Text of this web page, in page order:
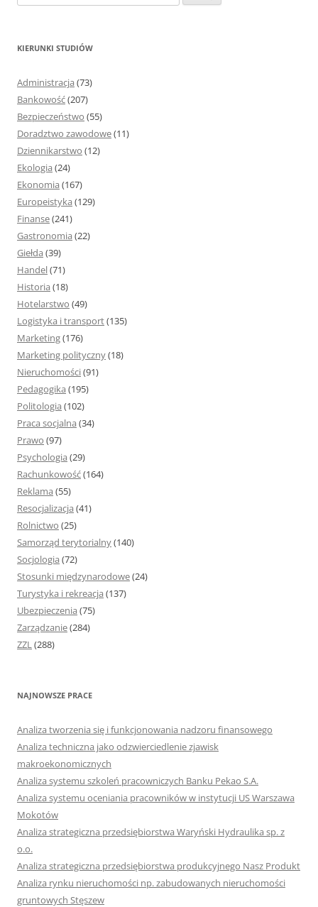
z
KIERUNKI STUDIÓW
Administracja (73)
Bankowość(207)
Bezpieczeństwo (55)
Doradztwo zawodowe(11)
Dziennikarstwo (12)
Ekologia (24)
Ekonomia (167)
Europeistyka (129)
Finanse(241)
Gastronomia (22)
Giełda (39)
Handel(71)
Historia (18)
Hotelarstwo (49)
Logistyka i transport(135)
Marketing(176)
Marketing polityczny(18)
Nieruchomości(91)
Pedagogika (195)
Politologia (102)
Praca socjalna (34)
Prawo (97)
Psychologia (29)
Rachunkowość(164)
Reklama (55)
Resocjalizacja (41)
Rolnictwo (25)
Samorząd terytorialny(140)
Socjologia (72)
Stosunki międzynarodowe(24)
Turystyka i rekreacja (137)
Ubezpieczenia (75)
Zarządzanie(284)
ZZL(288)
NAJNOWSZE PRACE
Analiza tworzenia się i funkcjonowania nadzoru finansowego
Analiza techniczna jako odzwierciedlenie zjawisk
makroekonomicznych
Analiza systemu szkoleń pracowniczych Banku Pekao S.A.
Analiza systemu oceniania pracowników w instytucji US Warszawa
Mokotów
Analiza strategiczna przedsiębiorstwa Waryński Hydraulika sp. z
o.o.
Analiza strategiczna przedsiębiorstwa produkcyjnego Nasz Produkt
Analiza rynku nieruchomości np. zabudowanych nieruchomości
gruntowych Stęszew